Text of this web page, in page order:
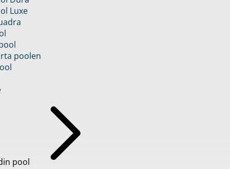
Luxe
poolen
pool